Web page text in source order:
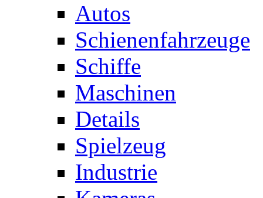
Autos
Schienenfahrzeuge
Schiffe
Maschinen
Details
Spielzeug
Industrie